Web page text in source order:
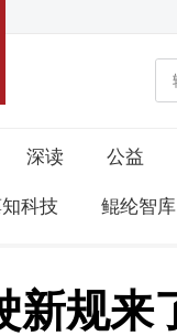
深读 公益
科技 鲲纶智库
新规来